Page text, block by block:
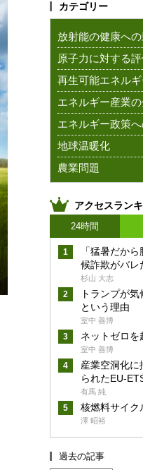
カテゴリー
放射能の健康へ
原子力に対する
再生可能エネル
エネルギー産業
エネルギー政策
地球温暖化
農業問題
アクセスラン
24時間
「猛暑だか
候詐欺がバレ
杉山 大志
トランプが
という理由
室中 善博
ネットゼロを
室中 善博
産業空洞化に
られたEU-
有馬 純
核燃料サイク
澤 昭裕
過去の記事